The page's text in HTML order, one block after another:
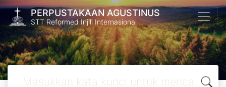
PERPUSTAKAAN AGUSTINUS
STT Reformed Injili Internasional